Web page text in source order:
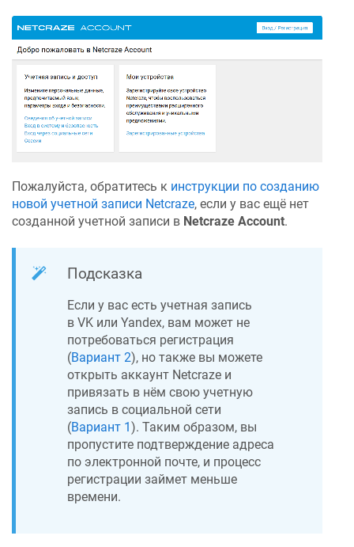
Пожалуйста, обратитесь к инструкции по созданию
новой учетной записи Netcraze, если у вас ещё нет
созданной учетной записи в Netcraze Account.
Подсказка
Если у вас есть учетная запись
в VK или Yandex, вам может не
потребоваться регистрация
(Вариант 2), но также вы можете
открыть аккаунт Netcraze и
привязать в нём свою учетную
запись в социальной сети
(Вариант 1 ). Таким образом, вы
пропустите подтверждение адреса
по электронной почте, и процесс
регистрации займет меньше
времени.